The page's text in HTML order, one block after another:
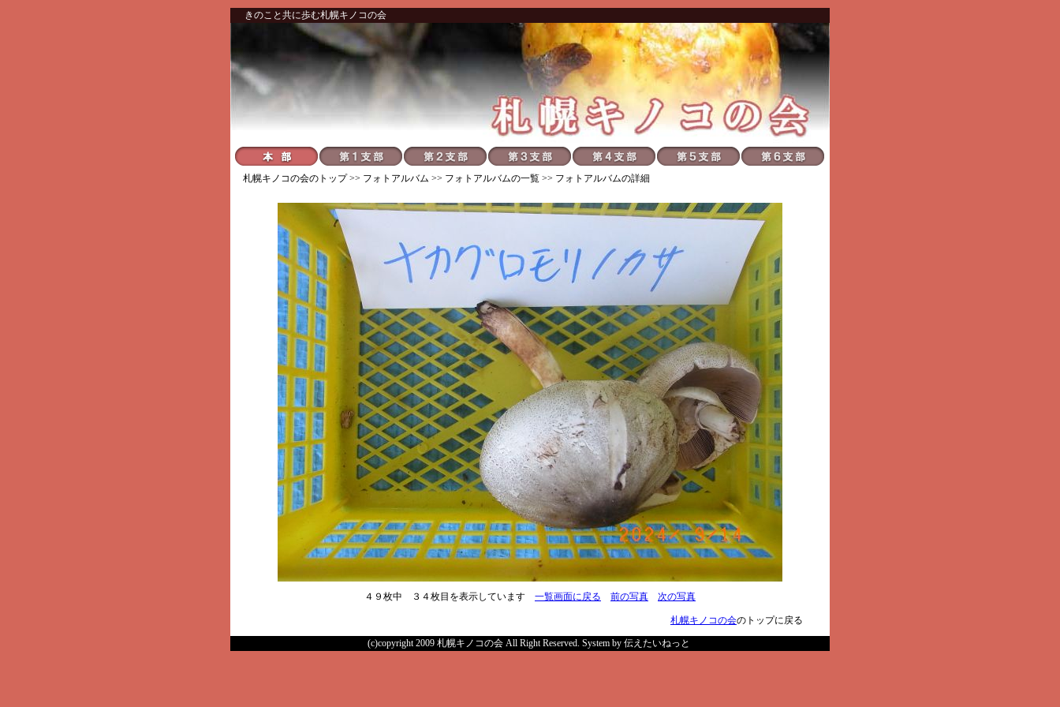
きのこと共に歩む札幌キノコの会
札幌キノコの会のトップ >> フォトアルバム >> フォトアルバムの一覧 >> フォトアルバムの詳細
４９枚中 ３４枚目を表示しています 一覧画面に戻る 前の写真 次の写真
札幌キノコの会のトップに戻る
(c)copyright 2009 札幌キノコの会 All Right Reserved. System by 伝えたいねっと